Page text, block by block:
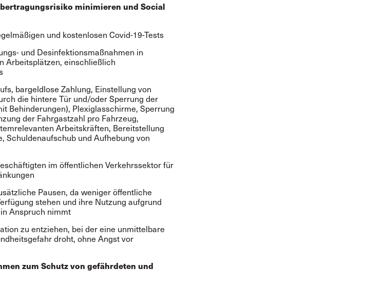
minimieren und Social
und kostenlosen Covid-19-Tests
und Desinfektionsmaßnahmen in
Arbeitsplätzen, einschließlich
bargeldlose Zahlung, Einstellung von
die hintere Tür und/oder Sperrung der
Behinderungen), Plexiglasschirme, Sperrung
der Fahrgastzahl pro Fahrzeug,
Arbeitskräften, Bereitstellung
Schuldenaufschub und Aufhebung von
im öffentlichen Verkehrssektor für
Pausen, da weniger öffentliche
stehen und ihre Nutzung aufgrund
Anspruch nimmt
zu entziehen, bei der eine unmittelbare
droht, ohne Angst vor
zum Schutz von gefährdeten und